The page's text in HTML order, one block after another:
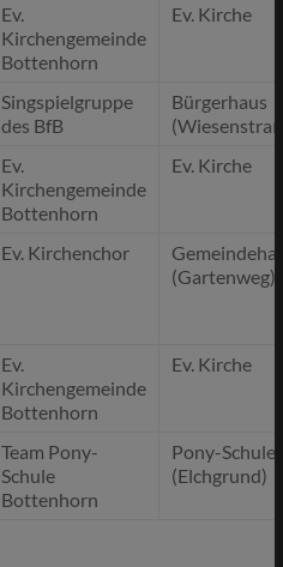
Ev.
Kirchengemeinde
Bottenhorn
Ev. Kirche
Singspielgruppe
des BfB
Bürgerhaus
Ev.
Kirchengemeinde
Bottenhorn
Ev. Kirche
Ev. Kirchenchor
(Gartenweg)
Ev.
Kirchengemeinde
Bottenhorn
Ev. Kirche
Team Pony-
Schule
Bottenhorn
Pony-Schule
(Elchgrund)